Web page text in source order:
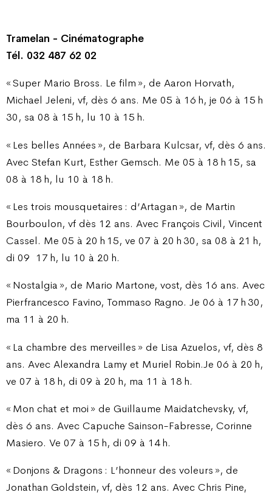
Tramelan - Cinématographe
Tél. 032 487 62 02
« Super Mario Bross. Le film », de Aaron Horvath,
Michael Jeleni, vf, dès 6 ans. Me 05 à 16 h, je 06 à 15 h
30, sa 08 à 15 h, lu 10 à 15 h.
« Les belles Années », de Barbara Kulcsar, vf, dès 6 ans.
Avec Stefan Kurt, Esther Gemsch. Me 05 à 18 h 15, sa
08 à 18 h, lu 10 à 18 h.
« Les trois mousquetaires : d’Artagan », de Martin
Bourboulon, vf dès 12 ans. Avec François Civil, Vincent
Cassel. Me 05 à 20 h 15, ve 07 à 20 h 30, sa 08 à 21 h,
di 09 17 h, lu 10 à 20 h.
« Nostalgia », de Mario Martone, vost, dès 16 ans. Avec
Pierfrancesco Favino, Tommaso Ragno. Je 06 à 17 h 30,
ma 11 à 20 h.
« La chambre des merveilles » de Lisa Azuelos, vf, dès 8
ans. Avec Alexandra Lamy et Muriel Robin.Je 06 à 20 h,
ve 07 à 18 h, di 09 à 20 h, ma 11 à 18 h.
« Mon chat et moi » de Guillaume Maidatchevsky, vf,
dès 6 ans. Avec Capuche Sainson-Fabresse, Corinne
Masiero. Ve 07 à 15 h, di 09 à 14 h.
« Donjons & Dragons : L’honneur des voleurs », de
Jonathan Goldstein, vf, dès 12 ans. Avec Chris Pine,